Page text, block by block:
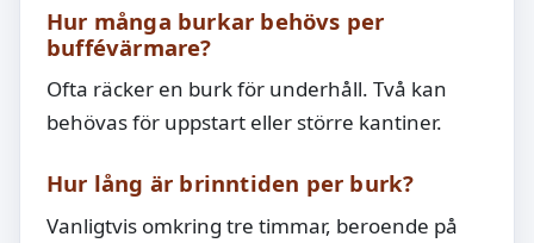
Hur många burkar behövs per
buffévärmare?
Ofta räcker en burk för underhåll. Två kan
behövas för uppstart eller större kantiner.
Hur lång är brinntiden per burk?
Vanligtvis omkring tre timmar, beroende på